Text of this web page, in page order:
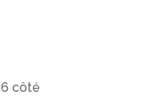
côté